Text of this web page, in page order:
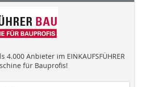
4.000 Anbieter im EINKAUFSFÜHRER
für Bauprofis!